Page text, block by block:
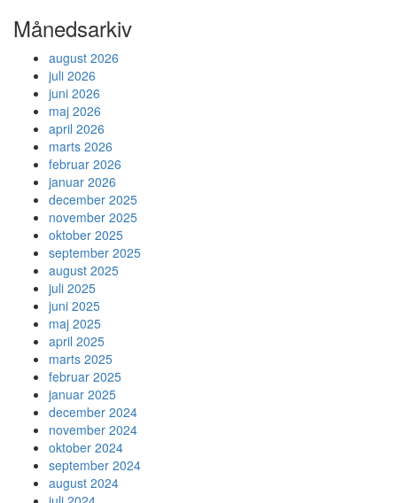
Månedsarkiv
august 2026
juli 2026
juni 2026
maj 2026
april 2026
marts 2026
februar 2026
januar 2026
december 2025
november 2025
oktober 2025
september 2025
august 2025
juli 2025
juni 2025
maj 2025
april 2025
marts 2025
februar 2025
januar 2025
december 2024
november 2024
oktober 2024
september 2024
august 2024